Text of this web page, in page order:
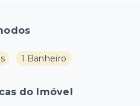
1 Banheiro
do Imóvel